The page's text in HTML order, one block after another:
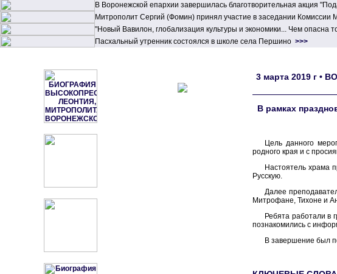
В Воронежской епархии завершилась благотворительная акция
Митрополит Сергий (Фомин) принял участие в заседании
"Новый Вавилон, глобализация культуры и экономики... Чем опасна
Пасхальный утренник состоялся в школе села Першино >>>
3 марта 2019 г •
В рамках
Цель данного
родного края и с
Настоятель храма
Русскую.
Далее
Митрофане, Тихоне и
Ребята работали в
познакомились с
В завершение был